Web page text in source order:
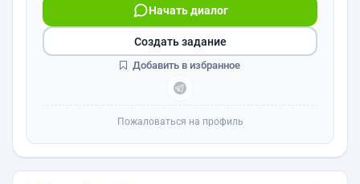
Начать диалог
Создать задание
Добавить в избранное
Пожаловаться на профиль